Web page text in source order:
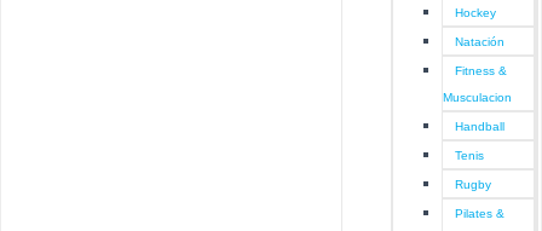
Hockey
Natación
Fitness &
Musculacion
Handball
Tenis
Rugby
Pilates &